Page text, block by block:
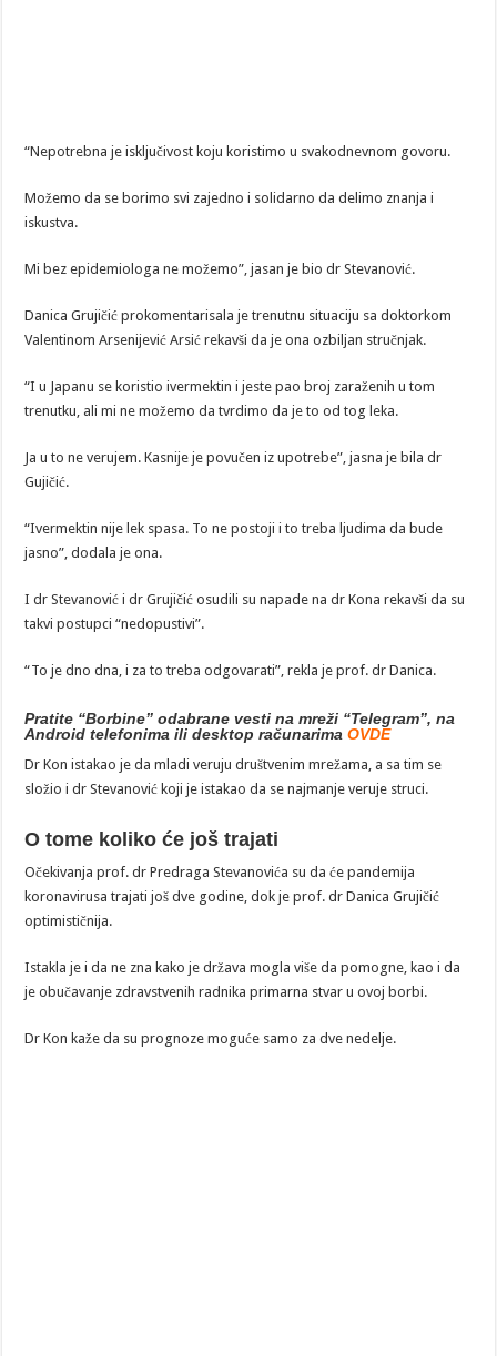
“Nepotrebna je isključivost koju koristimo u svakodnevnom govoru.
Možemo da se borimo svi zajedno i solidarno da delimo znanja i
iskustva.
Mi bez epidemiologa ne možemo”, jasan je bio dr Stevanović.
Danica Grujičić prokomentarisala je trenutnu situaciju sa doktorkom
Valentinom Arsenijević Arsić rekavši da je ona ozbiljan stručnjak.
“I u Japanu se koristio ivermektin i jeste pao broj zaraženih u tom
trenutku, ali mi ne možemo da tvrdimo da je to od tog leka.
Ja u to ne verujem. Kasnije je povučen iz upotrebe”, jasna je bila dr
Gujičić.
“Ivermektin nije lek spasa. To ne postoji i to treba ljudima da bude
jasno”, dodala je ona.
I dr Stevanović i dr Grujičić osudili su napade na dr Kona rekavši da su
takvi postupci “nedopustivi”.
“To je dno dna, i za to treba odgovarati”, rekla je prof. dr Danica.
Pratite “Borbine” odabrane vesti na mreži “Telegram”, na
Android telefonima ili desktop računarima OVDE
Dr Kon istakao je da mladi veruju društvenim mrežama, a sa tim se
složio i dr Stevanović koji je istakao da se najmanje veruje struci.
O tome koliko će još trajati
Očekivanja prof. dr Predraga Stevanovića su da će pandemija
koronavirusa trajati još dve godine, dok je prof. dr Danica Grujičić
optimističnija.
Istakla je i da ne zna kako je država mogla više da pomogne, kao i da
je obučavanje zdravstvenih radnika primarna stvar u ovoj borbi.
Dr Kon kaže da su prognoze moguće samo za dve nedelje.